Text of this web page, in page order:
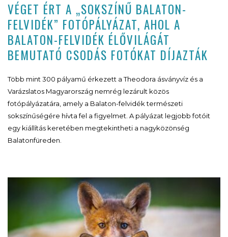
VÉGET ÉRT A „SOKSZÍNŰ BALATON-
FELVIDÉK” FOTÓPÁLYÁZAT, AHOL A
BALATON-FELVIDÉK ÉLŐVILÁGÁT
BEMUTATÓ CSODÁS FOTÓKAT DÍJAZTÁK
Több mint 300 pályamű érkezett a Theodora ásványvíz és a
Varázslatos Magyarország nemrég lezárult közös
fotópályázatára, amely a Balaton-felvidék természeti
sokszínűségére hívta fel a figyelmet. A pályázat legjobb fotóit
egy kiállítás keretében megtekintheti a nagyközönség
Balatonfüreden.